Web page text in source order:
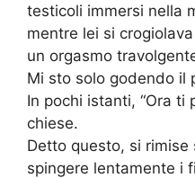
testicoli immersi nella
mentre lei si
un orgasmo
Mi sto solo godendo il
In pochi istanti, “Ora ti
chiese.
Detto questo, si rimise
spingere lentamente i